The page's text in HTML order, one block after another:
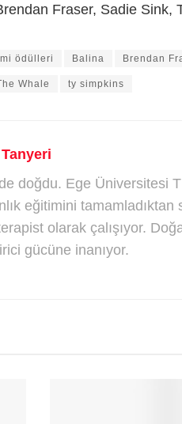
Fraser, Sadie Sink,
ödülleri Balina Brendan
Whale ty simpkins
doğdu. Ege Üniversitesi
eğitimini
olarak çalışıyor.
gücüne inanıyor.